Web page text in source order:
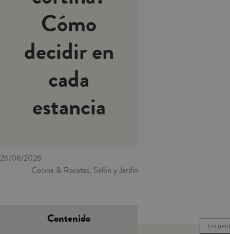
Cómo
decidir en
cada
estancia
26/06/2026
Cocina & Recetas, Salón y Jardín
Contenido